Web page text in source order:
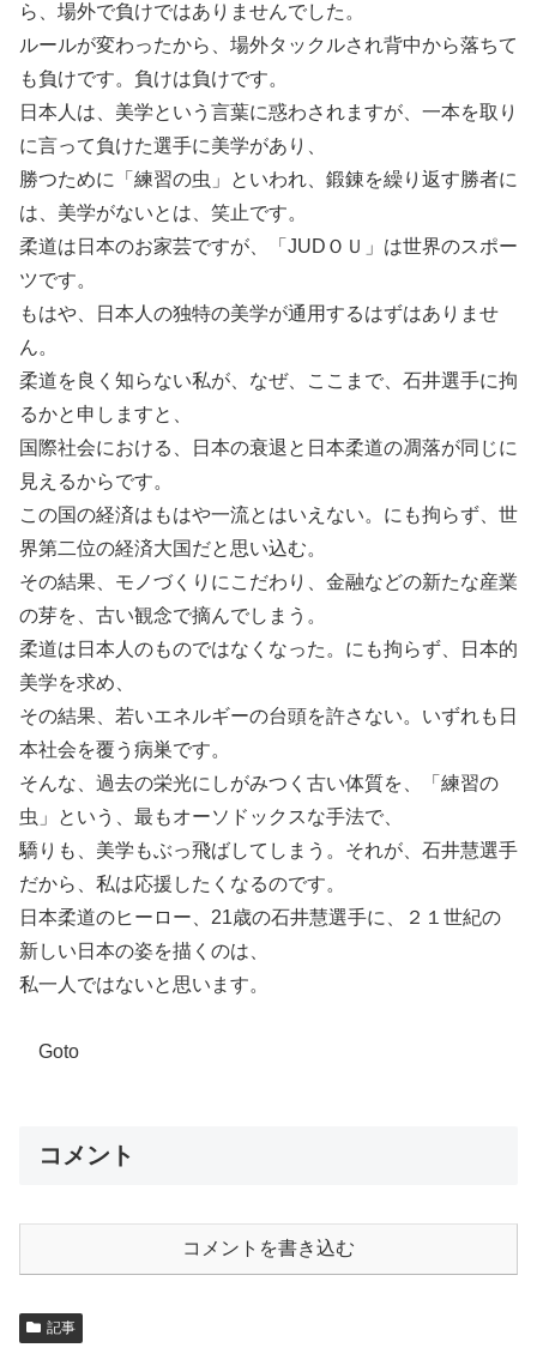
ら、場外で負けではありませんでした。
ルールが変わったから、場外タックルされ背中から落ちて
も負けです。負けは負けです。
日本人は、美学という言葉に惑わされますが、一本を取り
に言って負けた選手に美学があり、
勝つために「練習の虫」といわれ、鍛錬を繰り返す勝者に
は、美学がないとは、笑止です。
柔道は日本のお家芸ですが、「JUDＯＵ」は世界のスポー
ツです。
もはや、日本人の独特の美学が通用するはずはありませ
ん。
柔道を良く知らない私が、なぜ、ここまで、石井選手に拘
るかと申しますと、
国際社会における、日本の衰退と日本柔道の凋落が同じに
見えるからです。
この国の経済はもはや一流とはいえない。にも拘らず、世
界第二位の経済大国だと思い込む。
その結果、モノづくりにこだわり、金融などの新たな産業
の芽を、古い観念で摘んでしまう。
柔道は日本人のものではなくなった。にも拘らず、日本的
美学を求め、
その結果、若いエネルギーの台頭を許さない。いずれも日
本社会を覆う病巣です。
そんな、過去の栄光にしがみつく古い体質を、「練習の
虫」という、最もオーソドックスな手法で、
驕りも、美学もぶっ飛ばしてしまう。それが、石井慧選手
だから、私は応援したくなるのです。
日本柔道のヒーロー、21歳の石井慧選手に、２１世紀の
新しい日本の姿を描くのは、
私一人ではないと思います。
Goto
コメント
コメントを書き込む
記事